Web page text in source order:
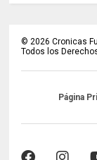
© 2026 Cronicas
Todos los
Página